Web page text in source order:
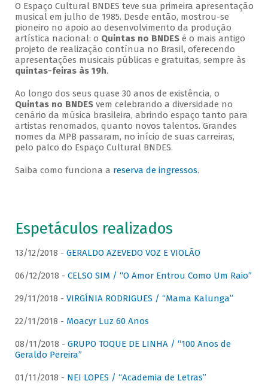
O Espaço Cultural BNDES teve sua primeira apresentação
musical em julho de 1985. Desde então, mostrou-se
pioneiro no apoio ao desenvolvimento da produção
artística nacional: o Quintas no BNDESé o mais antigo
projeto de realização contínua no Brasil, oferecendo
apresentações musicais públicas e gratuitas, sempre às
quintas-feiras às 19h.
Ao longo dos seus quase 30 anos de existência, o
Quintas no BNDESvem celebrando a diversidade no
cenário da música brasileira, abrindo espaço tanto para
artistas renomados, quanto novos talentos. Grandes
nomes da MPB passaram, no início de suas carreiras,
pelo palco do Espaço Cultural BNDES.
Saiba como funciona a reserva de ingressos.
Espetáculos realizados
13/12/2018 - GERALDO AZEVEDO VOZ E VIOLÃO
06/12/2018 - CELSO SIM / “O Amor Entrou Como Um Raio”
29/11/2018 - VIRGÍNIA RODRIGUES / “Mama Kalunga”
22/11/2018 - Moacyr Luz 60 Anos
08/11/2018 - GRUPO TOQUE DE LINHA / “100 Anos de
Geraldo Pereira”
01/11/2018 - NEI LOPES / “Academia de Letras”